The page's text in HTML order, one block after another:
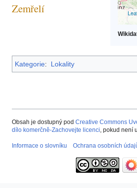
Zemřelí
Kategorie: Lokality
Obsah je dostupný pod Creative Commons
dílo komerčně-Zachovejte licenci, pokud není
Informace o slovníku Ochrana osobních